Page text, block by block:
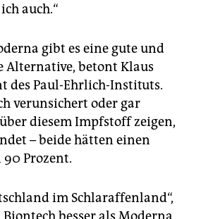
auch.“
gibt es eine gute und
Alternative, betont Klaus
des Paul-Ehrlich-Instituts.
verunsichert oder gar
diesem Impfstoff zeigen,
– beide hätten einen
Prozent.
im Schlaraffenland“,